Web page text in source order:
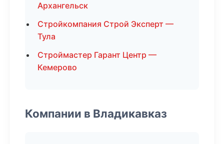
Архангельск
Стройкомпания Строй Эксперт —
Тула
Строймастер Гарант Центр —
Кемерово
Компании в Владикавказ